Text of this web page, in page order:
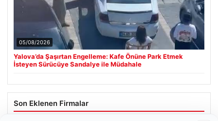
05/08/2026
Yalova’da Şaşırtan Engelleme: Kafe Önüne Park Etmek
İsteyen Sürücüye Sandalye ile Müdahale
Son Eklenen Firmalar